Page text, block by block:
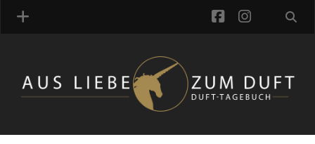
MANUFAKTUREN
facebook